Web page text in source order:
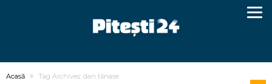
Acasă Tag Archives: dan tănase